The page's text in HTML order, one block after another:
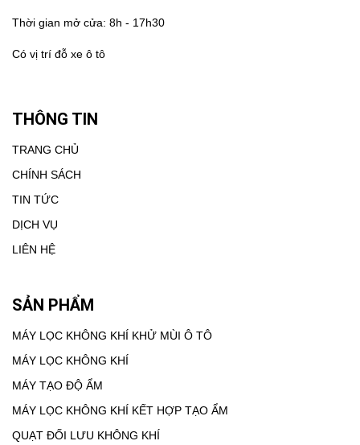
Thời gian mở cửa: 8h - 17h30
Có vị trí đỗ xe ô tô
THÔNG TIN
TRANG CHỦ
CHÍNH SÁCH
TIN TỨC
DỊCH VỤ
LIÊN HỆ
SẢN PHẨM
MÁY LỌC KHÔNG KHÍ KHỬ MÙI Ô TÔ
MÁY LỌC KHÔNG KHÍ
MÁY TẠO ĐỘ ẨM
MÁY LỌC KHÔNG KHÍ KẾT HỢP TẠO ẨM
QUẠT ĐỐI LƯU KHÔNG KHÍ